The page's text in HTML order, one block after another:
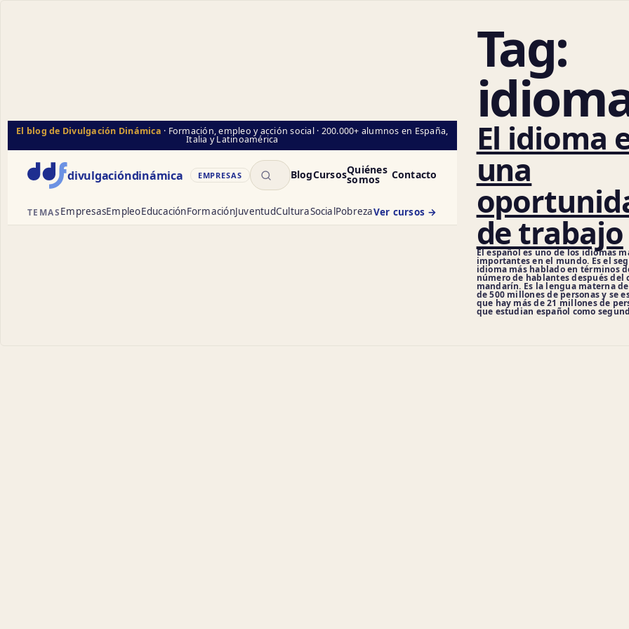
El blog de Divulgación Dinámica · Formación, empleo y acción social · 200.000+ alumnos en España,
Italia y Latinoamérica
divulgacióndinámica EMPRESAS
Buscar
BlogCursosQuiénes
somos Contacto
TEMASEmpresasEmpleoEducaciónFormaciónJuventudCulturaSocialPobrezaVer cursos →
Tag:
El idioma
una
de trabajo
El español es uno de los idiomas
importantes en el mundo. Es el
idioma más hablado en términos
número de hablantes después del
mandarín. Es la lengua materna
de 500 millones de personas y se
que hay más de 21 millones de
que estudian español como